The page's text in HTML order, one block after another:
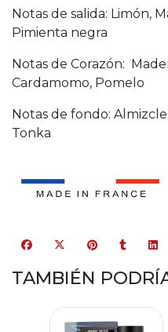
Notas de salida: Limón,
Pimienta negra
Notas de Corazón:
Cardamomo, Pomelo
Notas de fondo:
Tonka
TAMBIÉN